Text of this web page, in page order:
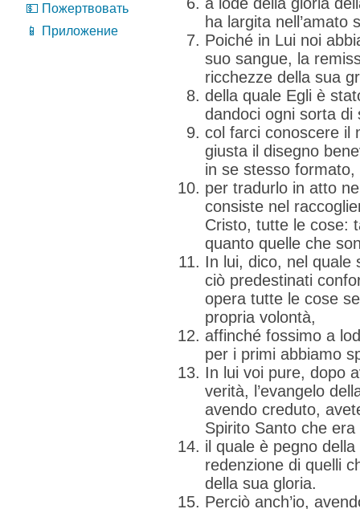
💵 Пожертвовать
📱 Приложение
ha largita nell’amato
Poiché in Lui noi
suo sangue, la
ricchezze della sua
della quale Egli è
dandoci ogni sorta di
col farci conoscere il
giusta il disegno
in se stesso formato,
per tradurlo in atto
consiste nel
Cristo, tutte le cose:
quanto quelle che
In lui, dico, nel quale
ciò predestinati
opera tutte le cose
propria volontà,
affinché fossimo a
per i primi abbiamo
In lui voi pure, dopo
verità, l’evangelo
avendo creduto,
Spirito Santo che
il quale è pegno
redenzione di quelli
della sua gloria.
Perciò anch’io,